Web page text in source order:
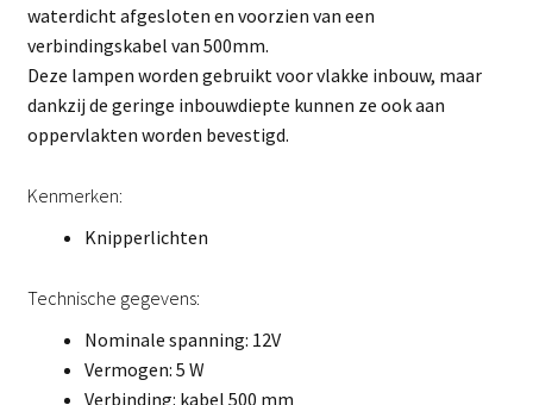
waterdicht afgesloten en voorzien van een
verbindingskabel van 500mm.
Deze lampen worden gebruikt voor vlakke inbouw, maar
dankzij de geringe inbouwdiepte kunnen ze ook aan
oppervlakten worden bevestigd.
Kenmerken:
Knipperlichten
Technische gegevens:
Nominale spanning: 12V
Vermogen: 5 W
Verbinding: kabel 500 mm